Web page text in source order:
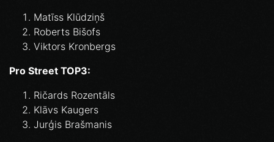
Matīss Klūdziņš
Roberts Bišofs
Viktors Kronbergs
Pro Street TOP3:
Ričards Rozentāls
Klāvs Kaugers
Jurģis Brašmanis